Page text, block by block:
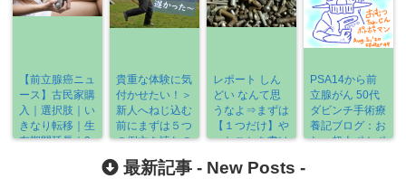
【前立腺癌ニュ
ース】古民家購
入｜選択肢｜い
きなり転移｜生
存期間延長｜9
貴重な体験に気
付かせたい！＞
新人へねじ込む
前にまずは５つ
の例文を読むの
だ。
レポート しん
どい なんて思
うなよ⇒まずは
【１つだけ】や
ったことを書け
PSA14から前
立腺がん 50代
ダビンチ手術療
養記ブログ：お
むつ超人ポトポ
最新記事 - New Posts -